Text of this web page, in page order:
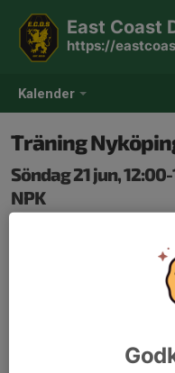
Kalender
East Coast
https://
Träning
Söndag 21 jun,
NPK